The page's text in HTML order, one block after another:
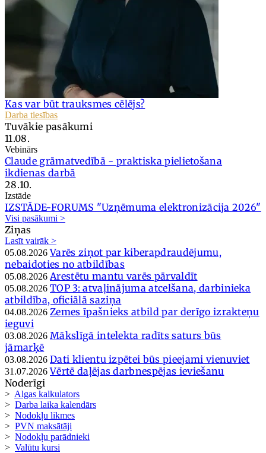
Kas var būt trauksmes cēlējs?
Darba tiesības
Tuvākie pasākumi
11.08.
Vebinārs
Claude grāmatvedībā - praktiska pielietošana
ikdienas darbā
28.10.
Izstāde
IZSTĀDE-FORUMS "Uzņēmuma elektronizācija 2026"
Visi pasākumi >
Ziņas
Lasīt vairāk >
05.08.2026 Varēs ziņot par kiberapdraudējumu,
nebaidoties no atbildības
05.08.2026 Arestētu mantu varēs pārvaldīt
05.08.2026 TOP 3: atvaļinājuma atcelšana, darbinieka
atbildība, oficiālā saziņa
04.08.2026 Zemes īpašnieks atbild par derīgo izrakteņu
ieguvi
03.08.2026 Mākslīgā intelekta radīts saturs būs
jāmarķē
03.08.2026 Dati klientu izpētei būs pieejami vienuviet
31.07.2026 Vērtē daļējas darbnespējas ieviešanu
Noderīgi
> Algas kalkulators
> Darba laika kalendārs
> Nodokļu likmes
> PVN maksātāji
> Nodokļu parādnieki
> Valūtu kursi